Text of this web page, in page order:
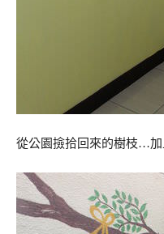
從公園撿拾回來的樹枝…